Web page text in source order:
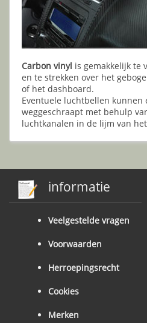
Carbon vinyl is gemakkelijk te
en te strekken over het
of het dashboard.
Eventuele luchtbellen kunnen
weggeschraapt met behulp
luchtkanalen in de lijm van
informatie
Veelgestelde vragen
Voorwaarden
Herroepingsrecht
Cookies
Merken